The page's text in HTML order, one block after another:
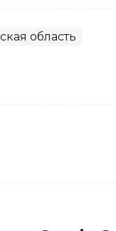
область